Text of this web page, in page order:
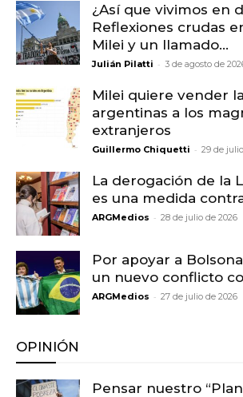
¿Así que vivimos en
Reflexiones crudas
Milei y un llamado...
Julián Pilatti - 3 de agosto de
Milei quiere vender
argentinas a los
extranjeros
Guillermo Chiquetti - 29 de
La derogación de la
es una medida
ARGMedios - 28 de julio de 2026
Por apoyar a
un nuevo conflicto
ARGMedios - 27 de julio de 2026
OPINIÓN
Pensar nuestro